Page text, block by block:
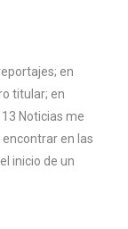
en
titular; en
Noticias me
en las
inicio de un